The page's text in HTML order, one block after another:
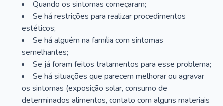
Quando os sintomas começaram;
Se há restrições para realizar procedimentos
estéticos;
Se há alguém na família com sintomas
semelhantes;
Se já foram feitos tratamentos para esse problema;
Se há situações que parecem melhorar ou agravar
os sintomas (exposição solar, consumo de
determinados alimentos, contato com alguns materiais